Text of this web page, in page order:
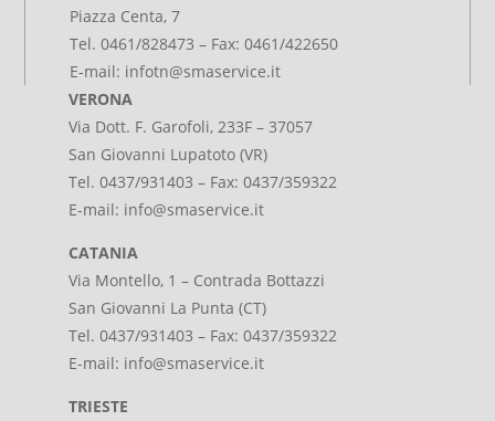
Piazza Centa, 7
Tel. 0461/828473 – Fax: 0461/422650
E-mail: infotn@smaservice.it
VERONA
Via Dott. F. Garofoli, 233F – 37057
San Giovanni Lupatoto (VR)
Tel. 0437/931403 – Fax: 0437/359322
E-mail: info@smaservice.it
CATANIA
Via Montello, 1 – Contrada Bottazzi
San Giovanni La Punta (CT)
Tel. 0437/931403 – Fax: 0437/359322
E-mail: info@smaservice.it
TRIESTE